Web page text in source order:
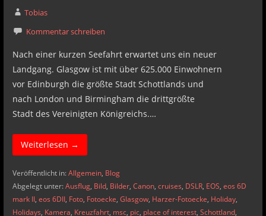
Tobias
Kommentar schreiben
Nach einer kurzen Seefahrt erwartet uns ein neuer
Landgang. Glasgow ist mit über 625.000 Einwohnern
vor Edinburgh die größte Stadt Schottlands und
nach London und Birmingham die drittgrößte
Stadt des Vereinigten Königreichs.…
Weiterlesen →
Veröffentlicht in:Allgemein, Blog
Abgelegt unter:Ausflug, Bild, Bilder, Canon, cruises, DSLR, EOS, eos 6D
mark II, eos 6DII, Foto, Fotoecke, Glasgow, Harzer-Fotoecke, Holiday,
Holidays, Kamera, Kreuzfahrt, msc, pic, place of interest, Schottland,